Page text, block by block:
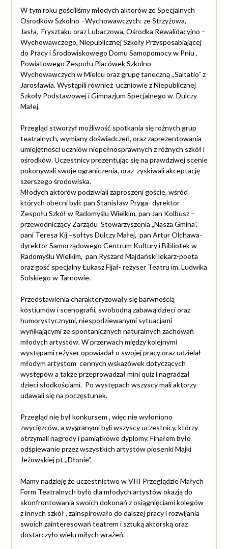
W tym roku gościliśmy młodych aktorów ze Specjalnych
Ośrodków Szkolno –Wychowawczych: ze Strzyżowa,
Jasła, Frysztaku oraz Lubaczowa, Ośrodka Rewalidacyjno –
Wychowawczego, Niepublicznej Szkoły Przysposabiającej
do Pracy i Środowiskowego Domu Samopomocy w Pniu ,
Powiatowego Zespołu Placówek Szkolno-
Wychowawczych w Mielcu oraz grupę taneczną ,,Saltatio” z
Jarosławia. Wystąpili również uczniowie z Niepublicznej
Szkoły Podstawowej i Gimnazjum Specjalnego w Dulczy
Małej.
Przegląd stworzył możliwość spotkania się rożnych grup
teatralnych, wymiany doświadczeń, oraz zaprezentowania
umiejętności uczniów niepełnosprawnych z różnych szkół i
ośrodków. Uczestnicy prezentując się na prawdziwej scenie
pokonywali swoje ograniczenia, oraz zyskiwali akceptację
szerszego środowiska.
Młodych aktorów podziwiali zaproszeni goście, wśród
których obecni byli: pan Stanisław Pryga- dyrektor
Zespołu Szkół w Radomyślu Wielkim, pan Jan Kolbusz –
przewodniczący Zarządu Stowarzyszenia „Nasza Gmina”,
pani Teresa Kij –sołtys Dulczy Małej, pan Artur Olchawa-
dyrektor Samorządowego Centrum Kultury i Bibliotek w
Radomyślu Wielkim, pan Ryszard Majdański lekarz-poeta
oraz gość specjalny Łukasz Fijał- reżyser Teatru im. Ludwika
Solskiego w Tarnowie.
Przedstawienia charakteryzowały się barwnością
kostiumów i scenografii, swobodną zabawą dzieci oraz
humorystycznymi, niespodziewanymi sytuacjami
wynikającymi ze spontanicznych naturalnych zachowań
młodych artystów. W przerwach między kolejnymi
występami reżyser opowiadał o swojej pracy oraz udzielał
młodym artystom cennych wskazówek dotyczących
występów a także przeprowadzał mini quiz i nagradzał
dzieci słodkościami. Po występach wszyscy mali aktorzy
udawali się na poczęstunek.
Przegląd nie był konkursem , więc nie wyłoniono
zwycięzców, a wygranymi byli wszyscy uczestnicy, którzy
otrzymali nagrody i pamiątkowe dyplomy. Finałem było
odśpiewanie przez wszystkich artystów piosenki Majki
Jeżowskiej pt ,,Dłonie”.
Mamy nadzieję że uczestnictwo w VIII Przeglądzie Małych
Form Teatralnych było dla młodych artystów okazją do
skonfrontowania swoich dokonań z osiągnięciami kolegów
z innych szkół , zainspirowało do dalszej pracy i rozwijania
swoich zainteresowań teatrem i sztuką aktorską oraz
dostarczyło wielu miłych wrażeń.